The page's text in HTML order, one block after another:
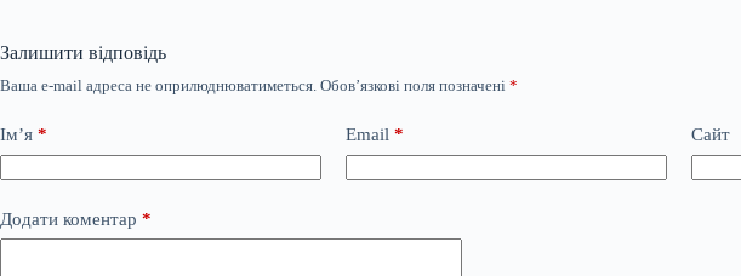
Залишити відповідь
Ваша e-mail адреса не оприлюднюватиметься. Обов’язкові поля позначені *
Ім’я * Email * Сайт
Додати коментар *